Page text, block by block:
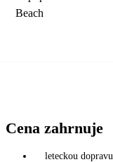
Beach
Cena zahrnuje
leteckou